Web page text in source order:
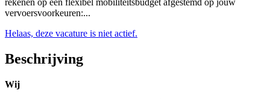
rekenen op een flexibel mobiliteitsbudget afgestemd op jouw
vervoersvoorkeuren:...
Helaas, deze vacature is niet actief.
Beschrijving
Wij